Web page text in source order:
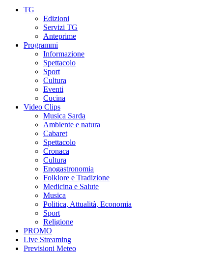
TG
Edizioni
Servizi TG
Anteprime
Programmi
Informazione
Spettacolo
Sport
Cultura
Eventi
Cucina
Video Clips
Musica Sarda
Ambiente e natura
Cabaret
Spettacolo
Cronaca
Cultura
Enogastronomia
Folklore e Tradizione
Medicina e Salute
Musica
Politica, Attualità, Economia
Sport
Religione
PROMO
Live Streaming
Previsioni Meteo